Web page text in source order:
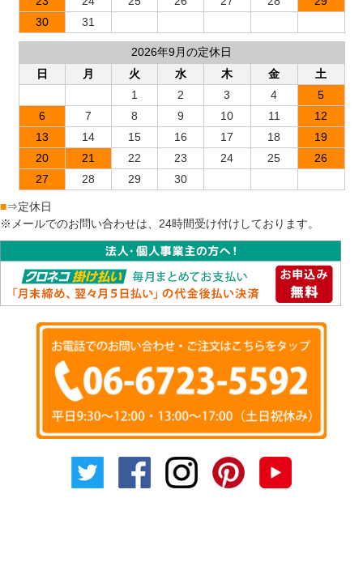
30
31
2026年9月の定休日
日
月 火 水 木 金
土
1
2 3 4
5
6
7 8 9 10 11
12
13
14 15 16 17 18
19
20
21 22 23 24 25
26
27
28 29 30
■⇒定休日
※メールでのお問い合わせは、24時間受け付けしております。